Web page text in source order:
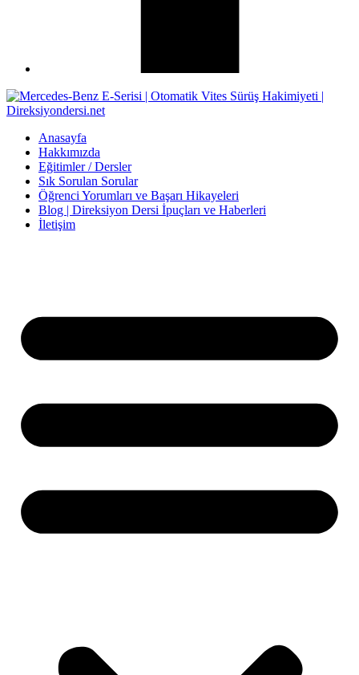
Anasayfa
Hakkımızda
Eğitimler / Dersler
Sık Sorulan Sorular
Öğrenci Yorumları ve Başarı Hikayeleri
Blog | Direksiyon Dersi İpuçları ve Haberleri
İletişim